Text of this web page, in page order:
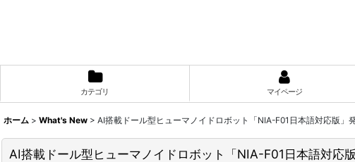
カテゴリ マイページ
ホーム > What's New > AI搭載ドール型ヒューマノイドロボット「NIA-F01日本語対応版」
AI搭載ドール型ヒューマノイドロボット「NIA-F01日本語対応